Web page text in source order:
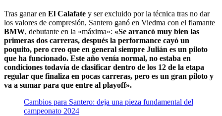
Tras ganar en El Calafate y ser excluido por la técnica tras no dar
los valores de compresión, Santero ganó en Viedma con el flamante
BMW, debutante en la «máxima»: «Se arrancó muy bien las
primeras dos carreras, después la performance cayó un
poquito, pero creo que en general siempre Julián es un piloto
que ha funcionado. Este año venía normal, no estaba en
condiciones todavía de clasificar dentro de los 12 de la etapa
regular que finaliza en pocas carreras, pero es un gran piloto y
va a sumar para que entre al playoff».
Cambios para Santero: deja una pieza fundamental del
campeonato 2024